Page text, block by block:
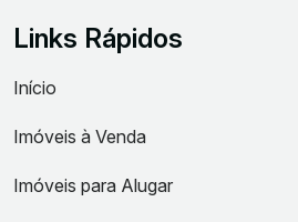
Links Rápidos
Início
Imóveis à Venda
Imóveis para Alugar